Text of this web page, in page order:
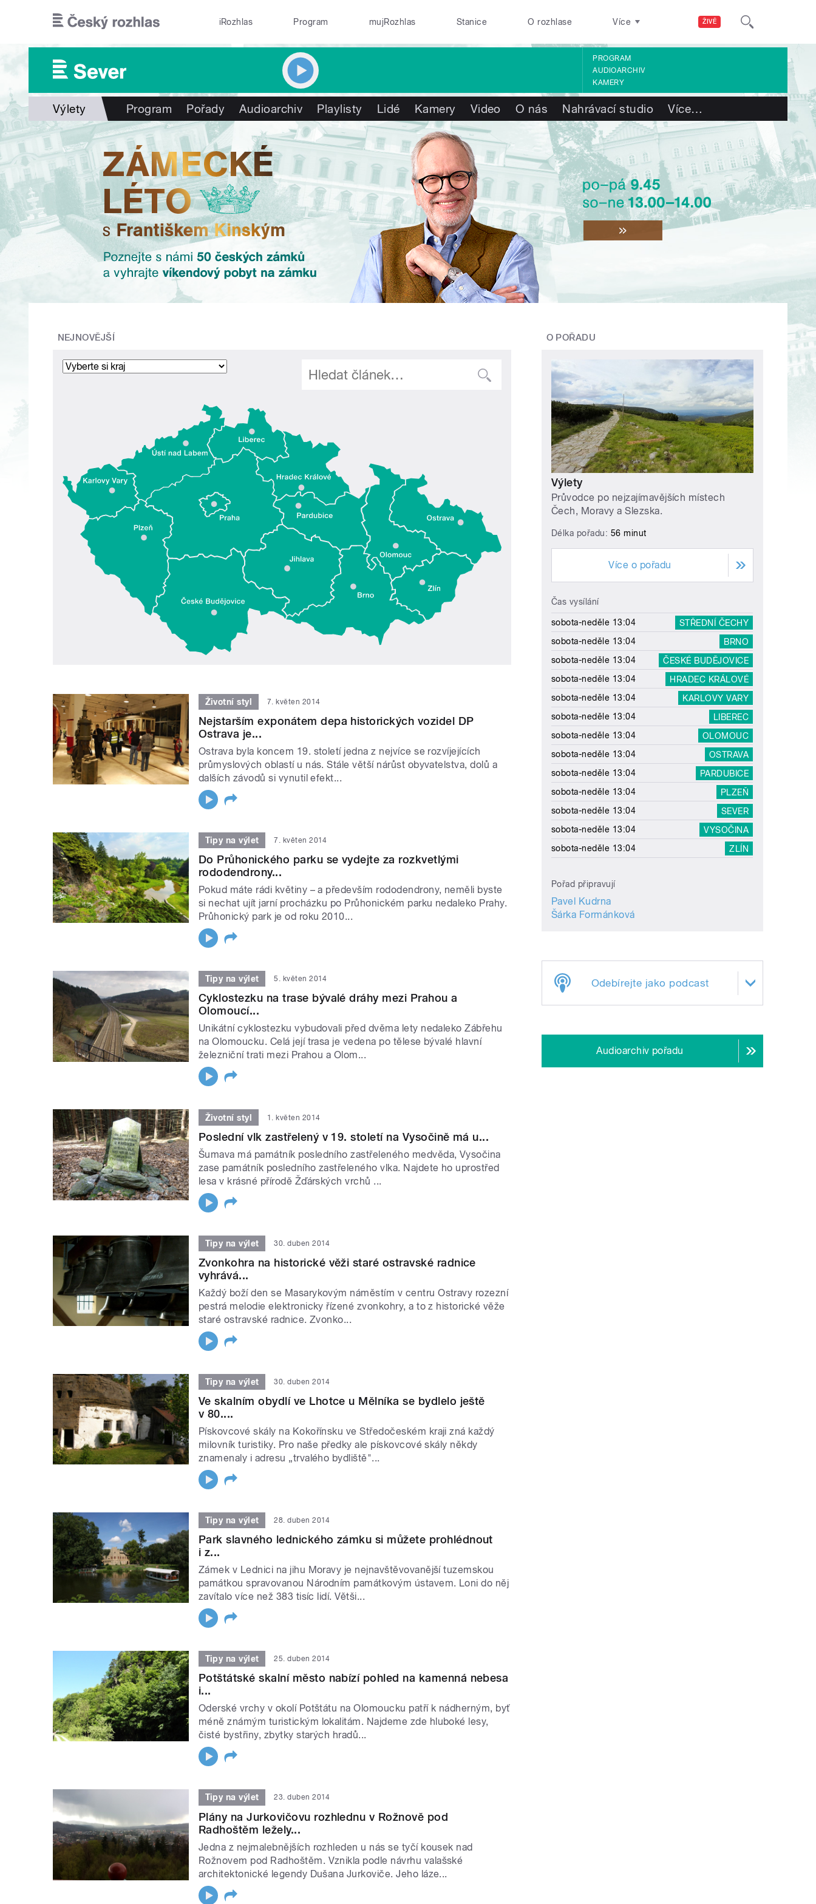
ŽIVĚ
iRozhlas Program mujRozhlas Stanice O rozhlase Více
PROGRAM
AUDIOARCHIV
KAMERY
Výlety Program Pořady Audioarchiv Playlisty Lidé Kamery Video O nás Nahrávací studio Více…
NEJNOVĚJŠÍ
Životní styl 7. květen 2014
Nejstarším exponátem depa historických vozidel DP
Ostrava je...
Ostrava byla koncem 19. století jedna z nejvíce se rozvíjejících
průmyslových oblastí u nás. Stále větší nárůst obyvatelstva, dolů a
dalších závodů si vynutil efekt...
Tipy na výlet 7. květen 2014
Do Průhonického parku se vydejte za rozkvetlými
rododendrony...
Pokud máte rádi květiny – a především rododendrony, neměli byste
si nechat ujít jarní procházku po Průhonickém parku nedaleko Prahy.
Průhonický park je od roku 2010...
Tipy na výlet 5. květen 2014
Cyklostezku na trase bývalé dráhy mezi Prahou a
Olomoucí...
Unikátní cyklostezku vybudovali před dvěma lety nedaleko Zábřehu
na Olomoucku. Celá její trasa je vedena po tělese bývalé hlavní
železniční trati mezi Prahou a Olom...
Životní styl 1. květen 2014
Poslední vlk zastřelený v 19. století na Vysočině má u...
Šumava má památník posledního zastřeleného medvěda, Vysočina
zase památník posledního zastřeleného vlka. Najdete ho uprostřed
lesa v krásné přírodě Žďárských vrchů ...
Tipy na výlet 30. duben 2014
Zvonkohra na historické věži staré ostravské radnice
vyhrává...
Každý boží den se Masarykovým náměstím v centru Ostravy rozezní
pestrá melodie elektronicky řízené zvonkohry, a to z historické věže
staré ostravské radnice. Zvonko...
Tipy na výlet 30. duben 2014
Ve skalním obydlí ve Lhotce u Mělníka se bydlelo ještě
v 80....
Pískovcové skály na Kokořínsku ve Středočeském kraji zná každý
milovník turistiky. Pro naše předky ale pískovcové skály někdy
znamenaly i adresu „trvalého bydliště"...
Tipy na výlet 28. duben 2014
Park slavného lednického zámku si můžete prohlédnout
i z...
Zámek v Lednici na jihu Moravy je nejnavštěvovanější tuzemskou
památkou spravovanou Národním památkovým ústavem. Loni do něj
zavítalo více než 383 tisíc lidí. Větši...
Tipy na výlet 25. duben 2014
Potštátské skalní město nabízí pohled na kamenná nebesa
i...
Oderské vrchy v okolí Potštátu na Olomoucku patří k nádherným, byť
méně známým turistickým lokalitám. Najdeme zde hluboké lesy,
čisté bystřiny, zbytky starých hradů...
Tipy na výlet 23. duben 2014
Plány na Jurkovičovu rozhlednu v Rožnově pod
Radhoštěm ležely...
Jedna z nejmalebnějších rozhleden u nás se tyčí kousek nad
Rožnovem pod Radhoštěm. Vznikla podle návrhu valašské
architektonické legendy Dušana Jurkoviče. Jeho láze...
O POŘADU
Výlety
Průvodce po nejzajímavějších místech
Čech, Moravy a Slezska.
Délka pořadu: 56 minut
Více o pořadu
Čas vysílání
sobota-neděle 13:04
STŘEDNÍ ČECHY
sobota-neděle 13:04
BRNO
sobota-neděle 13:04
ČESKÉ BUDĚJOVICE
sobota-neděle 13:04
HRADEC KRÁLOVÉ
sobota-neděle 13:04
KARLOVY VARY
sobota-neděle 13:04
LIBEREC
sobota-neděle 13:04
OLOMOUC
sobota-neděle 13:04
OSTRAVA
sobota-neděle 13:04
PARDUBICE
sobota-neděle 13:04
PLZEŇ
sobota-neděle 13:04
SEVER
sobota-neděle 13:04
VYSOČINA
sobota-neděle 13:04
ZLÍN
Pořad připravují
Pavel Kudrna
Šárka Formánková
Odebírejte jako podcast
Audioarchiv pořadu